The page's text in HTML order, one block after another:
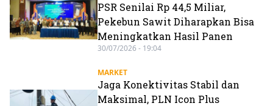
PSR Senilai Rp 44,5 Miliar,
Pekebun Sawit Diharapkan Bisa
Meningkatkan Hasil Panen
30/07/2026 - 19:04
MARKET
Jaga Konektivitas Stabil dan
Maksimal, PLN Icon Plus